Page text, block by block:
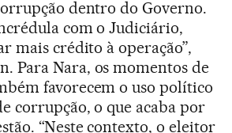
dentro do Governo.
com o Judiciário,
mais crédito à operação”,
Para Nara, os momentos de
favorecem o uso político
corrupção, o que acaba por
“Neste contexto, o eleitor